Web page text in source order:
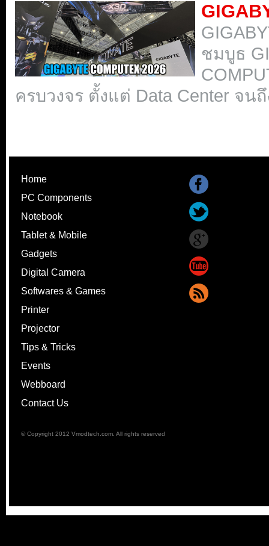
ชมบูธ
ครบวงจร ตั้งแต่ Data Center จน
Home
PC Components
Notebook
Tablet & Mobile
Gadgets
Digital Camera
Softwares & Games
Printer
Projector
Tips & Tricks
Events
Webboard
Contact Us
© Copyright 2012 Vmodtech.com. All rights reserved